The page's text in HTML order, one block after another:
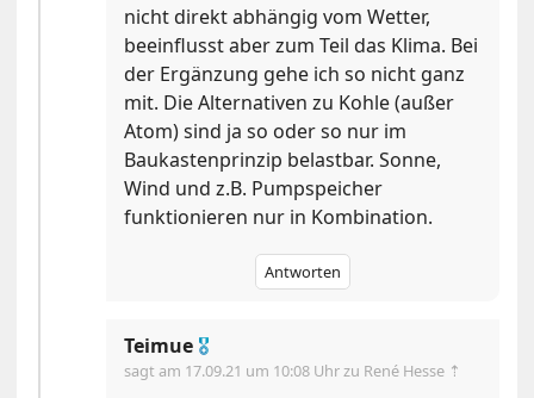
nicht direkt abhängig vom Wetter,
beeinflusst aber zum Teil das Klima. Bei
der Ergänzung gehe ich so nicht ganz
mit. Die Alternativen zu Kohle (außer
Atom) sind ja so oder so nur im
Baukastenprinzip belastbar. Sonne,
Wind und z.B. Pumpspeicher
funktionieren nur in Kombination.
Antworten
Teimue 🎖
sagt am 17.09.21 um 10:08 Uhrzu René Hesse ⇡